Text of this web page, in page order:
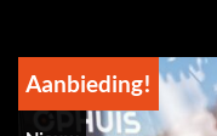
Aanbieding!